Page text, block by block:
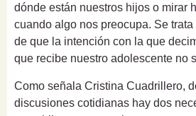
dónde están nuestros hijos o mirar
cuando algo nos preocupa. Se
de que la intención con la que
que recibe nuestro adolescente no
Como señala Cristina Cuadrillero,
discusiones cotidianas hay dos